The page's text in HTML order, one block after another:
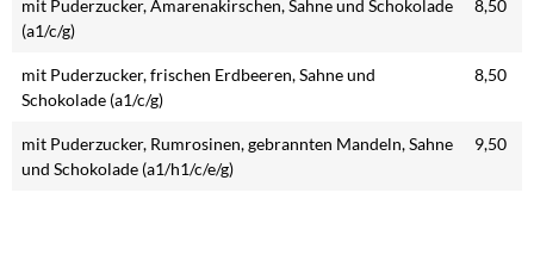
mit Puderzucker, Amarenakirschen, Sahne und Schokolade
(a1/c/g)
8,50
mit Puderzucker, frischen Erdbeeren, Sahne und
Schokolade (a1/c/g)
8,50
mit Puderzucker, Rumrosinen, gebrannten Mandeln, Sahne
und Schokolade (a1/h1/c/e/g)
9,50